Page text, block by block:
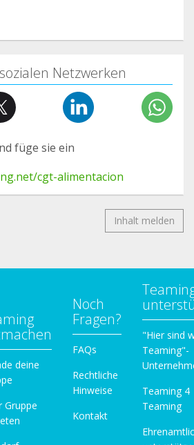
Netzwerken
füge sie ein
cgt-alimentacion
Inhalt melden
deine
Gruppe
Noch
Fragen?
FAQs
Rechtliche
Hinweise
Kontakt
"Hier sind
Teaming"-
Teaming 4
Teaming